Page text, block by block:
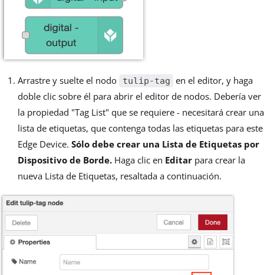
Arrastre y suelte el nodo tulip-tag en el editor, y haga
doble clic sobre él para abrir el editor de nodos. Debería ver
la propiedad "Tag List" que se requiere - necesitará crear una
lista de etiquetas, que contenga todas las etiquetas para este
Edge Device. Sólo debe crear una Lista de Etiquetas por
Dispositivo de Borde. Haga clic en Editar para crear la
nueva Lista de Etiquetas, resaltada a continuación.